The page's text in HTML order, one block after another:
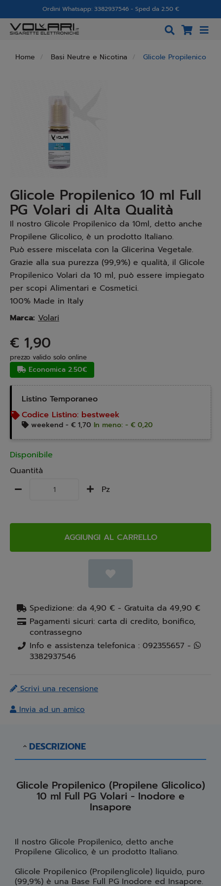
Ordini Whatsapp: 3382937546 - Sped da 2.50 €
Home Basi Neutre e Nicotina Glicole Propilenico
Glicole Propilenico 10 ml Full
PG Volari di Alta Qualità
Il nostro Glicole Propilenico da 10ml, detto anche
Propilene Glicolico, è un prodotto Italiano.
Può essere miscelata con la Glicerina Vegetale.
Grazie alla sua purezza (99,9%) e qualità, il Glicole
Propilenico Volari da 10 ml, può essere impiegato
per scopi Alimentari e Cosmetici.
100% Made in Italy
Marca: Volari
€ 1,90
prezzo valido solo online
Economica 2.50€
Listino Temporaneo
Codice Listino: bestweek
weekend - € 1,70 In meno: - € 0,20
Disponibile
Quantità
Pz
AGGIUNGI AL CARRELLO
Spedizione: da 4,90 € - Gratuita da 49,90 €
Pagamenti sicuri: carta di credito, bonifico,
contrassegno
Info e assistenza telefonica : 092355657 -
3382937546
Scrivi una recensione
Invia ad un amico
DESCRIZIONE
Glicole Propilenico (Propilene Glicolico)
10 ml Full PG Volari - Inodore e
Insapore
Il nostro Glicole Propilenico, detto anche
Propilene Glicolico, è un prodotto Italiano.
Glicole Propilenico (Propilenglicole) liquido, puro
(99,9%) è una Base Full PG Inodore ed Insapore.